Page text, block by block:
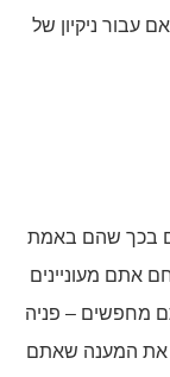
עבור ניקיון של
בכך שהם באמת
אתם מעוניינים
מחפשים – פניה
את המענה שאתם